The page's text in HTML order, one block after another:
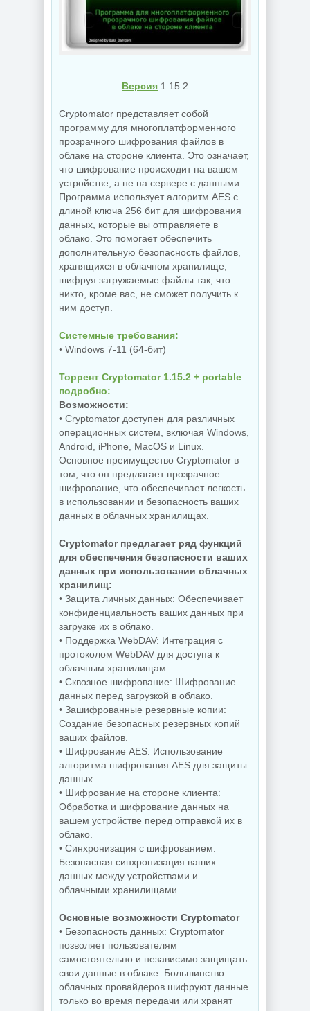
Версия 1.15.2
Cryptomator представляет собой
программу для многоплатформенного
прозрачного шифрования файлов в
облаке на стороне клиента. Это означает,
что шифрование происходит на вашем
устройстве, а не на сервере с данными.
Программа использует алгоритм AES с
длиной ключа 256 бит для шифрования
данных, которые вы отправляете в
облако. Это помогает обеспечить
дополнительную безопасность файлов,
хранящихся в облачном хранилище,
шифруя загружаемые файлы так, что
никто, кроме вас, не сможет получить к
ним доступ.
Системные требования:
• Windows 7-11 (64-бит)
Торрент Cryptomator 1.15.2 + portable
подробно:
Возможности:
• Cryptomator доступен для различных
операционных систем, включая Windows,
Android, iPhone, MacOS и Linux.
Основное преимущество Cryptomator в
том, что он предлагает прозрачное
шифрование, что обеспечивает легкость
в использовании и безопасность ваших
данных в облачных хранилищах.
Cryptomator предлагает ряд функций
для обеспечения безопасности ваших
данных при использовании облачных
хранилищ:
• Защита личных данных: Обеспечивает
конфиденциальность ваших данных при
загрузке их в облако.
• Поддержка WebDAV: Интеграция с
протоколом WebDAV для доступа к
облачным хранилищам.
• Сквозное шифрование: Шифрование
данных перед загрузкой в облако.
• Зашифрованные резервные копии:
Создание безопасных резервных копий
ваших файлов.
• Шифрование AES: Использование
алгоритма шифрования AES для защиты
данных.
• Шифрование на стороне клиента:
Обработка и шифрование данных на
вашем устройстве перед отправкой их в
облако.
• Синхронизация с шифрованием:
Безопасная синхронизация ваших
данных между устройствами и
облачными хранилищами.
Основные возможности Cryptomator
• Безопасность данных: Cryptomator
позволяет пользователям
самостоятельно и независимо защищать
свои данные в облаке. Большинство
облачных провайдеров шифруют данные
только во время передачи или хранят